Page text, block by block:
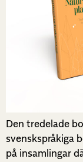
Den tredelade
svenskspråkiga
på insamlingar